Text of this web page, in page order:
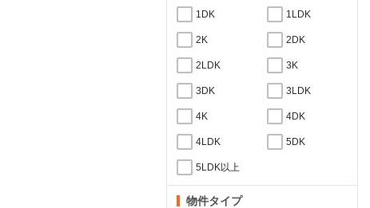
1DK 1LDK
2K 2DK
2LDK 3K
3DK 3LDK
4K 4DK
4LDK 5DK
5LDK以上
物件タイプ